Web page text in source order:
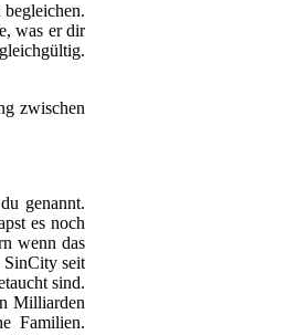
was er dir
zwischen
genannt.
es noch
wenn das
SinCity seit
sind.
Milliarden
Familien.